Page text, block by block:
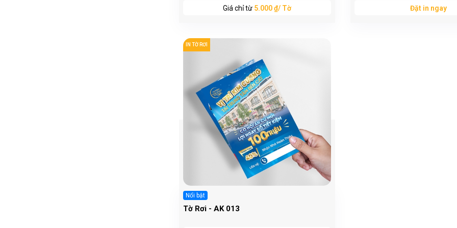
Giá chỉ từ 5.000 ₫/ Tờ Đặt in ngay
IN TỜ RƠI
Nổi bật
Tờ Rơi - AK 013